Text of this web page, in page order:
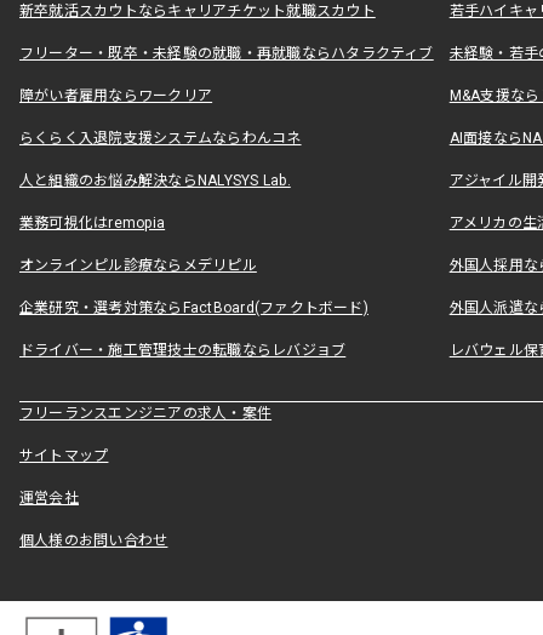
新卒就活スカウトならキャリアチケット就職スカウト 若手ハイキ
フリーター・既卒・未経験の就職・再就職ならハタラクティブ 未経験・若手
障がい者雇用ならワークリア M&A支援な
らくらく入退院支援システムならわんコネ AI面接なら
人と組織のお悩み解決ならNALYSYS Lab. アジャイル
業務可視化はremopia アメリカの
オンラインピル診療ならメデリピル 外国人採用
企業研究・選考対策ならFactBoard(ファクトボード) 外国人派遣な
ドライバー・施工管理技士の転職ならレバジョブ レバウェル
フリーランスエンジニアの求人・案件
サイトマップ
運営会社
個人様のお問い合わせ